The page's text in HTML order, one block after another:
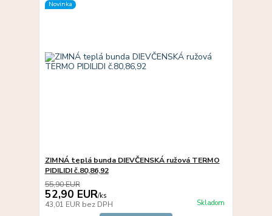
Novinka
ZIMNÁ teplá bunda DIEVČENSKÁ ružová TERMO
PIDILIDI č.80,86,92
55,90 EUR
52,90 EUR/ks
43,01 EUR bez DPH Skladom